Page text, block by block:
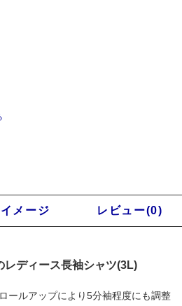
イメージ レビュー(0)
ディース長袖シャツ(3L)
ールアップにより5分袖程度にも調整